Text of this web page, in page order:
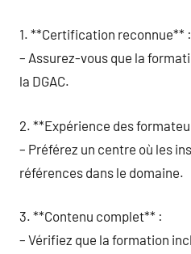
1. **Certification reconnue** :
– Assurez-vous que la
la DGAC.
2. **Expérience des
– Préférez un centre où les
références dans le domaine.
3. **Contenu complet** :
– Vérifiez que la formation